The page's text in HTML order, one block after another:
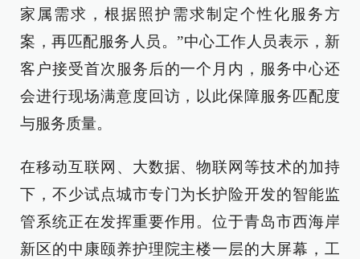
家属需求，根据照护需求制定个性化服务方
案，再匹配服务人员。”中心工作人员表示，新
客户接受首次服务后的一个月内，服务中心还
会进行现场满意度回访，以此保障服务匹配度
与服务质量。
在移动互联网、大数据、物联网等技术的加持
下，不少试点城市专门为长护险开发的智能监
管系统正在发挥重要作用。位于青岛市西海岸
新区的中康颐养护理院主楼一层的大屏幕，工